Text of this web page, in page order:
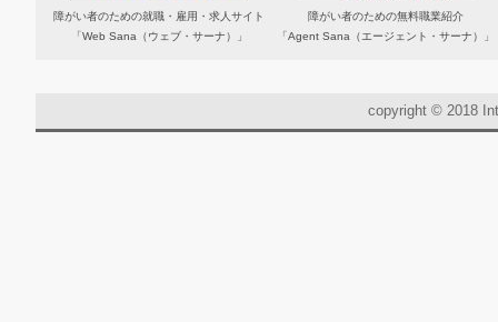
障がい者のための就職・雇用・求人サイト
「Web Sana（ウェブ・サーナ）」
障がい者のための無料職業紹介
「Agent Sana（エージェント・サーナ）」
copyright © 2018